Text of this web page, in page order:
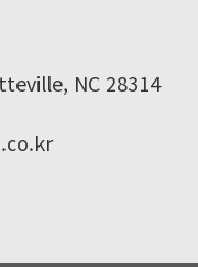
NC 28314